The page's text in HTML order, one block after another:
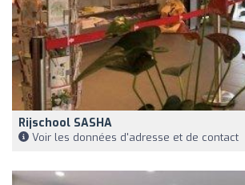
Rijschool SASHA
Voir les données d'adresse et de contact